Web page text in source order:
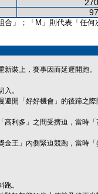
合」；「M」則代表「任何
新裝上，賽事因而延遲開跑
。
開「好好機會」的後蹄之
高利多」之間受擠迫，當時
王」內側緊迫競跑，當時
。